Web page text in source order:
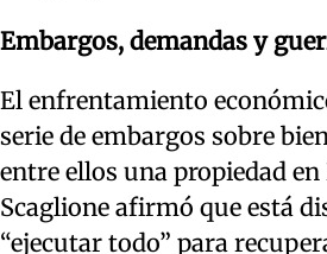
Embargos, demandas y
El enfrentamiento
serie de embargos sobre
entre ellos una propiedad en
Scaglione afirmó que está
“ejecutar todo” para